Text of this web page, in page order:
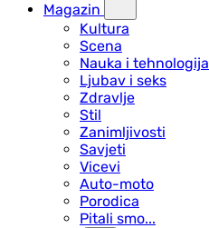
Magazin
Kultura
Scena
Nauka i tehnologija
Ljubav i seks
Zdravlje
Stil
Zanimljivosti
Savjeti
Vicevi
Auto-moto
Porodica
Pitali smo...